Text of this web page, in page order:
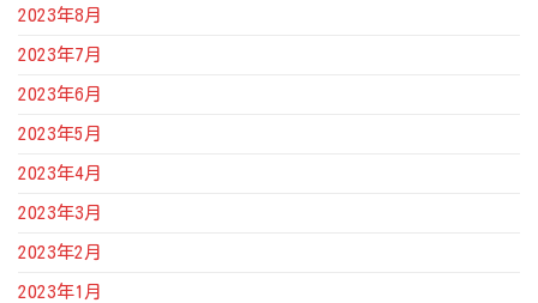
2023年8月
2023年7月
2023年6月
2023年5月
2023年4月
2023年3月
2023年2月
2023年1月